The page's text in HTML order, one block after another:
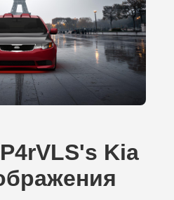
Kia